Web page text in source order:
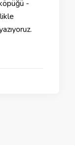
-